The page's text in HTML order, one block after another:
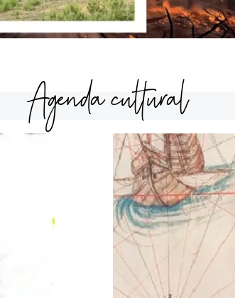
Agenda cultural